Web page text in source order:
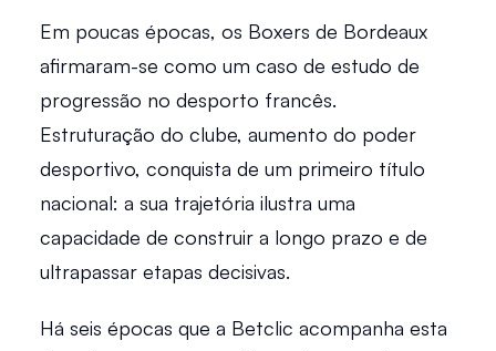
Em poucas épocas, os Boxers de Bordeaux
afirmaram-se como um caso de estudo de
progressão no desporto francês.
Estruturação do clube, aumento do poder
desportivo, conquista de um primeiro título
nacional: a sua trajetória ilustra uma
capacidade de construir a longo prazo e de
ultrapassar etapas decisivas.
Há seis épocas que a Betclic acompanha esta